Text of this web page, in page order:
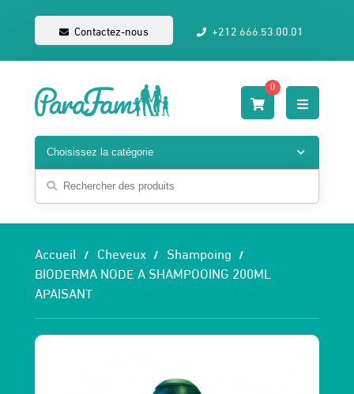
Contactez-nous +212 666.53.00.01
0
Accueil Cheveux
Shampoing
BIODERMA NODE A SHAMPOOING 200ML
APAISANT